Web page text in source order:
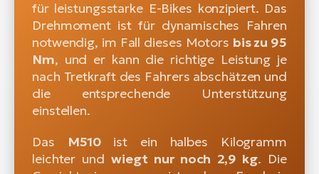
für leistungsstarke E-Bikes konzipiert. Das
Drehmoment ist für dynamisches Fahren
notwendig, im Fall dieses Motors bis zu 95
Nm, und er kann die richtige Leistung je
nach Tretkraft des Fahrers abschätzen und
die entsprechende Unterstützung
einstellen.
Das
M510 ist ein halbes Kilogramm
leichter undwiegt nur noch 2,9 kg. Die